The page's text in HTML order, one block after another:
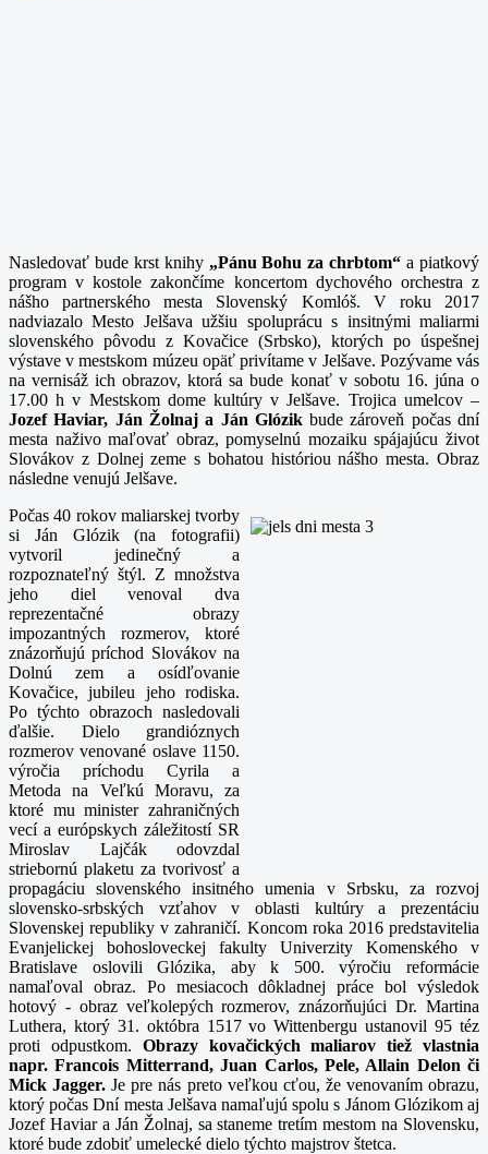
Nasledovať bude krst knihy„Pánu Bohu za chrbtom“ a piatkový
program v kostole zakončíme koncertom dychového orchestra z
nášho partnerského mesta Slovenský Komlóš. V roku 2017
nadviazalo Mesto Jelšava užšiu spoluprácu s insitnými maliarmi
slovenského pôvodu z Kovačice (Srbsko), ktorých po úspešnej
výstave v mestskom múzeu opäť privítame v Jelšave. Pozývame vás
na vernisáž ich obrazov, ktorá sa bude konať v sobotu 16. júna o
17.00 h v Mestskom dome kultúry v Jelšave. Trojica umelcov –
Jozef Haviar, Ján Žolnaj a Ján Glózikbude zároveň počas dní
mesta naživo maľovať obraz, pomyselnú mozaiku spájajúcu život
Slovákov z Dolnej zeme s bohatou históriou nášho mesta. Obraz
následne venujú Jelšave.
Počas 40 rokov maliarskej tvorby
si Ján Glózik (na fotografii)
vytvoril jedinečný a
rozpoznateľný štýl. Z množstva
jeho diel venoval dva
reprezentačné obrazy
impozantných rozmerov, ktoré
znázorňujú príchod Slovákov na
Dolnú zem a osídľovanie
Kovačice, jubileu jeho rodiska.
Po týchto obrazoch nasledovali
ďalšie. Dielo grandióznych
rozmerov venované oslave 1150.
výročia príchodu Cyrila a
Metoda na Veľkú Moravu, za
ktoré mu minister zahraničných
vecí a európskych záležitostí SR
Miroslav Lajčák odovzdal
striebornú plaketu za tvorivosť a
propagáciu slovenského insitného umenia v Srbsku, za rozvoj
slovensko-srbských vzťahov v oblasti kultúry a prezentáciu
Slovenskej republiky v zahraničí. Koncom roka 2016 predstavitelia
Evanjelickej bohosloveckej fakulty Univerzity Komenského v
Bratislave oslovili Glózika, aby k 500. výročiu reformácie
namaľoval obraz. Po mesiacoch dôkladnej práce bol výsledok
hotový - obraz veľkolepých rozmerov, znázorňujúci Dr. Martina
Luthera, ktorý 31. októbra 1517 vo Wittenbergu ustanovil 95 téz
proti odpustkom. Obrazy kovačických maliarov tiež vlastnia
napr. Francois Mitterrand, Juan Carlos, Pele, Allain Delon či
Mick Jagger. Je pre nás preto veľkou cťou, že venovaním obrazu,
ktorý počas Dní mesta Jelšava namaľujú spolu s Jánom Glózikom aj
Jozef Haviar a Ján Žolnaj, sa staneme tretím mestom na Slovensku,
ktoré bude zdobiť umelecké dielo týchto majstrov štetca.